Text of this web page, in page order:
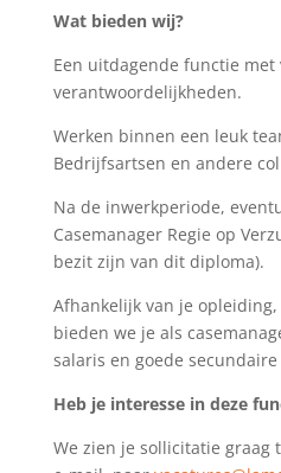
Wat bieden wij?
Een uitdagende functie
verantwoordelijkheden.
Werken binnen een leuk
Bedrijfsartsen en andere
Na de inwerkperiode,
Casemanager Regie op
bezit zijn van dit diploma).
Afhankelijk van je
bieden we je als
salaris en goede
Heb je interesse in deze
We zien je sollicitatie graag